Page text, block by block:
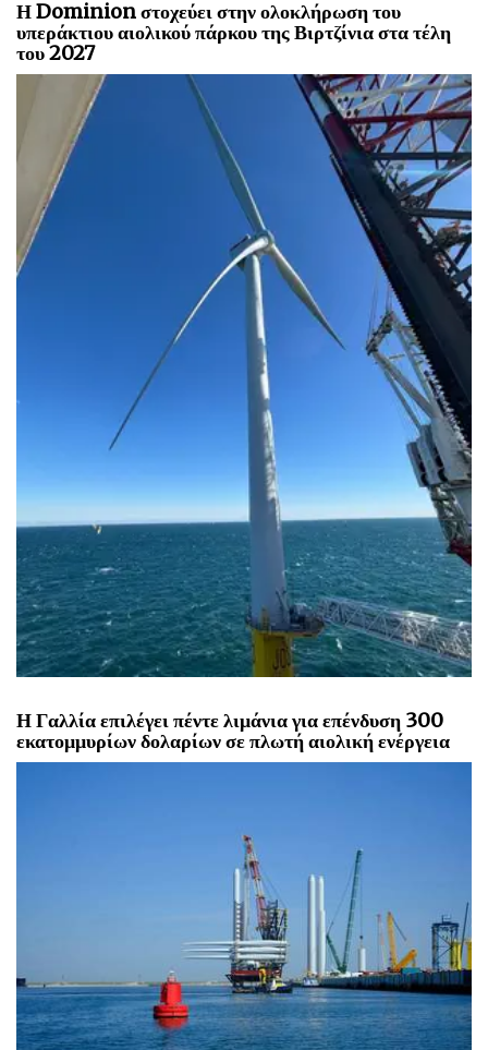
Η Dominion στοχεύει στην ολοκλήρωση του
υπεράκτιου αιολικού πάρκου της Βιρτζίνια στα τέλη
του 2027
Η Γαλλία επιλέγει πέντε λιμάνια για επένδυση 300
εκατομμυρίων δολαρίων σε πλωτή αιολική ενέργεια